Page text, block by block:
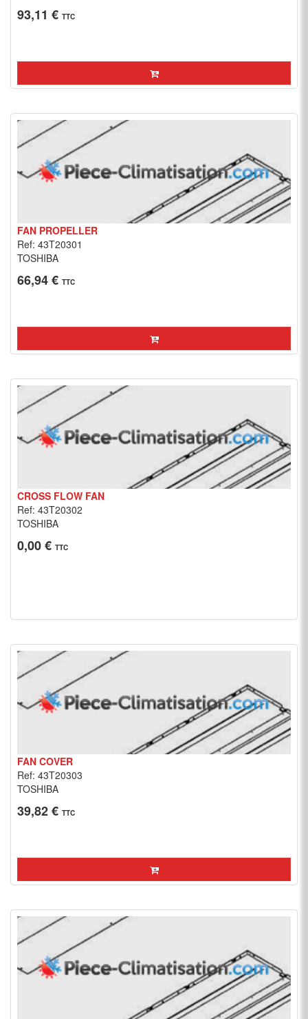
93,11 € TTC
FAN PROPELLER
Ref: 43T20301
TOSHIBA
66,94 € TTC
CROSS FLOW FAN
Ref: 43T20302
TOSHIBA
0,00 € TTC
FAN COVER
Ref: 43T20303
TOSHIBA
39,82 € TTC